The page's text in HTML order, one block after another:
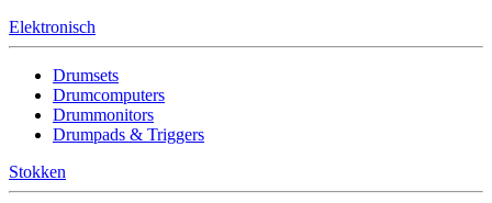
Elektronisch
Drumsets
Drumcomputers
Drummonitors
Drumpads & Triggers
Stokken